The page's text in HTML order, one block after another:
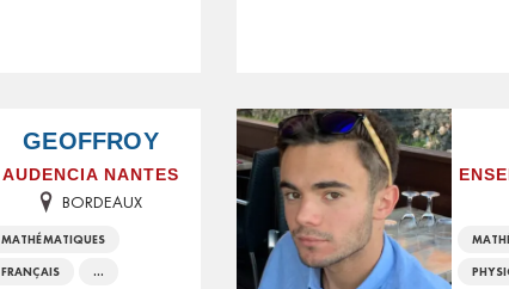
GEOFFROY
AUDENCIA NANTES
BORDEAUX
MATHÉMATIQUES
FRANÇAIS ...